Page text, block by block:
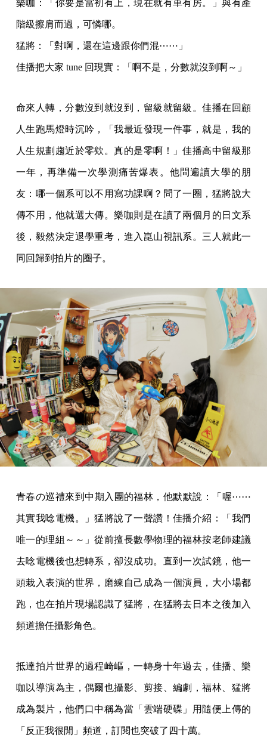
樂咖：「你要是當初有上，現在就有車有房。」與有產
階級擦肩而過，可憐哪。
猛將：「對啊，還在這邊跟你們混⋯⋯」
佳播把大家 tune 回現實：「啊不是，分數就沒到啊～」
命來人轉，分數沒到就沒到，留級就留級。佳播在回顧
人生跑馬燈時沉吟，「我最近發現一件事，就是，我的
人生規劃趨近於零欸。真的是零啊！」佳播高中留級那
一年，再準備一次學測痛苦爆表。他問遍讀大學的朋
友：哪一個系可以不用寫功課啊？問了一圈，猛將說大
傳不用，他就選大傳。樂咖則是在讀了兩個月的日文系
後，毅然決定退學重考，進入崑山視訊系。三人就此一
同回歸到拍片的圈子。
青春の巡禮來到中期入團的福林，他默默說：「喔⋯⋯
其實我唸電機。」猛將說了一聲讚！佳播介紹：「我們
唯一的理組～～」從前擅長數學物理的福林按老師建議
去唸電機後也想轉系，卻沒成功。直到一次試鏡，他一
頭栽入表演的世界，磨練自己成為一個演員，大小場都
跑，也在拍片現場認識了猛將，在猛將去日本之後加入
頻道擔任攝影角色。
抵達拍片世界的過程崎嶇，一轉身十年過去，佳播、樂
咖以導演為主，偶爾也攝影、剪接、編劇，福林、猛將
成為製片，他們口中稱為當「雲端硬碟」用隨便上傳的
「反正我很閒」頻道，訂閱也突破了四十萬。